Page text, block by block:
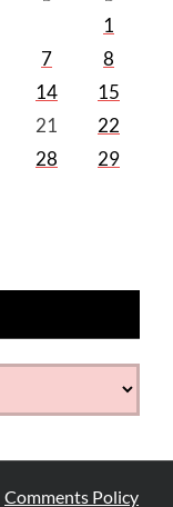
1
7
8
14
15
21
22
28
29
Comments Policy